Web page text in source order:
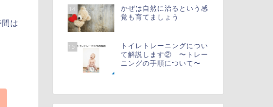
は
14
かぜは自然に治るという感
覚も育てましょう
15
トイレトレーニングについ
て解説します② 〜トレー
ニングの手順について〜